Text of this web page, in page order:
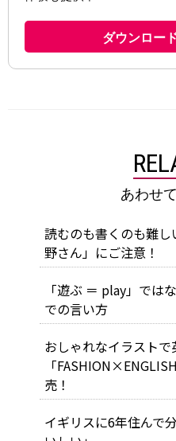
あわせ
読むのも書くのも難
野さん」にご注意！
「遊ぶ ＝ play」では
での言い方
おしゃれなイラストで
「
売！
イギリスに6年住んで